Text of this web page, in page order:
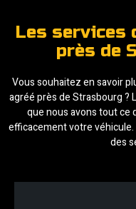
Les services
près de
Vous souhaitez en savoir
agréé près de Strasbourg ?
que nous avons tout ce
efficacement votre
des